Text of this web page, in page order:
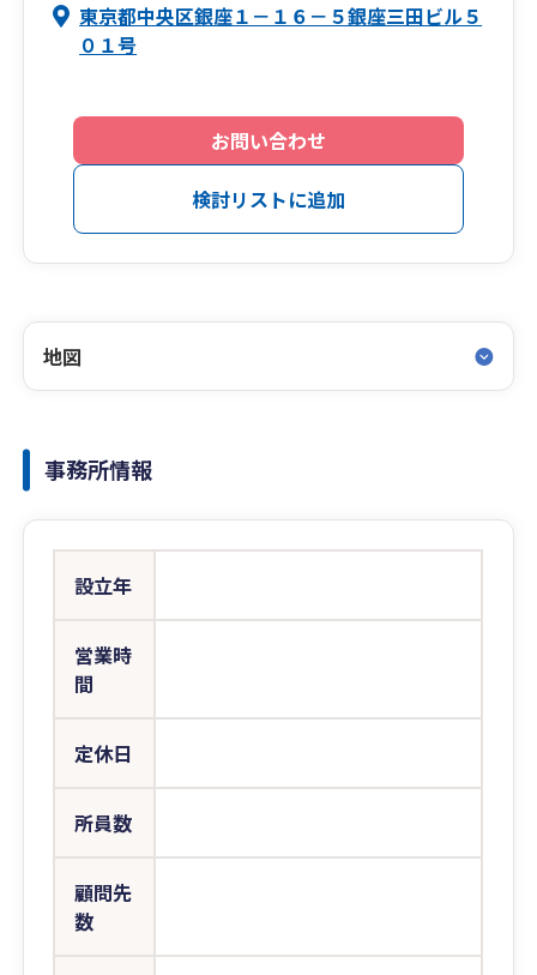
東京都中央区銀座１－１６－５銀座三田ビル５
０１号
お問い合わせ
検討リストに追加
地図
事務所情報
設立年
営業時
間
定休日
所員数
顧問先
数